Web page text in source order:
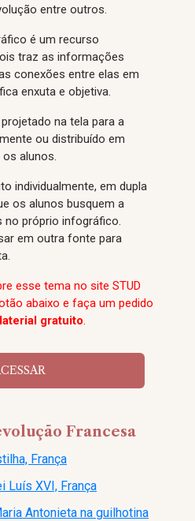
entre outros.
é um recurso
traz as informações
conexões entre elas em
enxuta e objetiva.
na tela para a
ou distribuído em
alunos.
individualmente, em dupla
os alunos busquem a
no próprio infográfico.
em outra fonte para
esse tema no site STUD
abaixo e faça um pedido
gratuito.
Francesa
França
Luís XVI, França
Antonieta na guilhotina